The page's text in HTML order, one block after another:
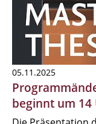
05.11.2025
beginnt um 14